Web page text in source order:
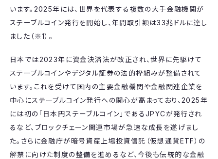
います。2025年には、世界を代表する複数の大手金融機関が
ステーブルコイン発行を開始し、年間取引額は33兆ドルに達し
ました（※1）。
日本では2023年に資金決済法が改正され、世界に先駆けて
ステーブルコインやデジタル証券の法的枠組みが整備されて
います。これを受けて国内の主要金融機関や金融関連企業を
中心にステーブルコイン発行への関心が高まっており、2025年
には初の「日本円ステーブルコイン」であるJPYCが発行され
るなど、ブロックチェーン関連市場が急速な成長を遂げまし
た。さらに金融庁が暗号資産上場投資信託（仮想通貨ETF）の
解禁に向けた制度の整備を進めるなど、今後も伝統的な金融